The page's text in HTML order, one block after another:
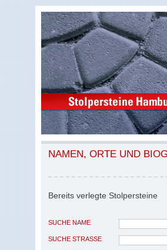
NAMEN, ORTE UND
Bereits verlegte Stolpersteine
SUCHE NAME
SUCHE STRASSE